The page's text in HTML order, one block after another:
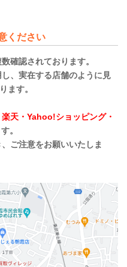
ください
確認されております。
、実在する店舗のように見
ます。
楽天・Yahoo!ショッピング・
。
ご注意をお願いいたしま